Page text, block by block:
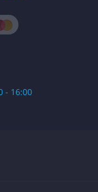
- 16:00